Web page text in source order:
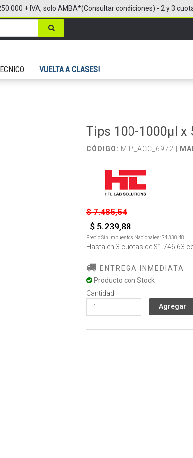
VUELTA A CLASES!
+ IVA, solo AMBA*(Consultar condiciones) - 2 y 3
Tips 100-1000µl x
CÓDIGO: MIP_ACC_6972 |
$ 7.485,54
$ 5.239,88
Precio Sin Impuestos Nacionales:$4.330,48
Hasta en 3 cuotas de $1.746,63
ENTREGA INMEDIATA
Producto con Stock
Cantidad